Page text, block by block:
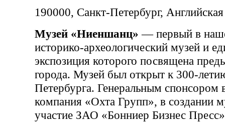
190000, Санкт-Петербург,
Музей «Ниеншанц» — первый в
историко-археологический музей и
экспозиция которого посвящена
города. Музей был открыт к 300-
Петербурга. Генеральным спонсором
компания «Охта Групп», в создании
участие ЗАО «Бонниер Бизнес